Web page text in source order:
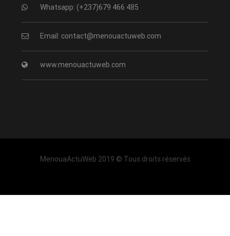
Whatsapp: (+237)679 466 485
Email: contact@menouactuweb.com
www.menouactuweb.com
MenouaActuWeb 2019 © Tous droits réservés